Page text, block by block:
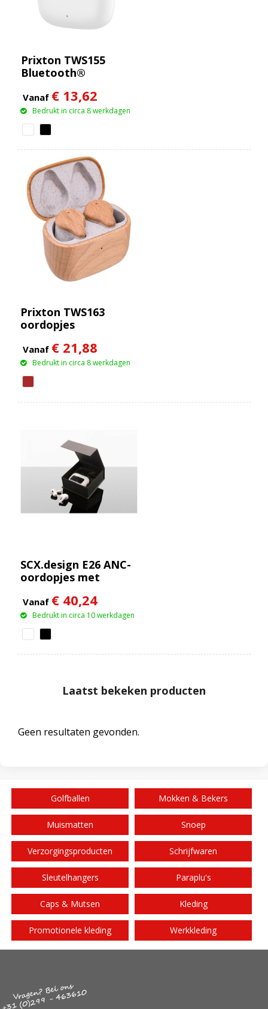
Prixton TWS155
Bluetooth®
Vanaf € 13,62
Bedrukt in circa 8 werkdagen
Prixton TWS163
oordopjes
Vanaf € 21,88
Bedrukt in circa 8 werkdagen
SCX.design E26 ANC-
oordopjes met
interactief
touchscreen
Vanaf € 40,24
Bedrukt in circa 10 werkdagen
Laatst bekeken producten
Geen resultaten gevonden.
Golfballen Mokken & Bekers
Muismatten Snoep
Verzorgingsproducten Schrijfwaren
Sleutelhangers Paraplu's
Caps & Mutsen Kleding
Promotionele kleding Werkkleding